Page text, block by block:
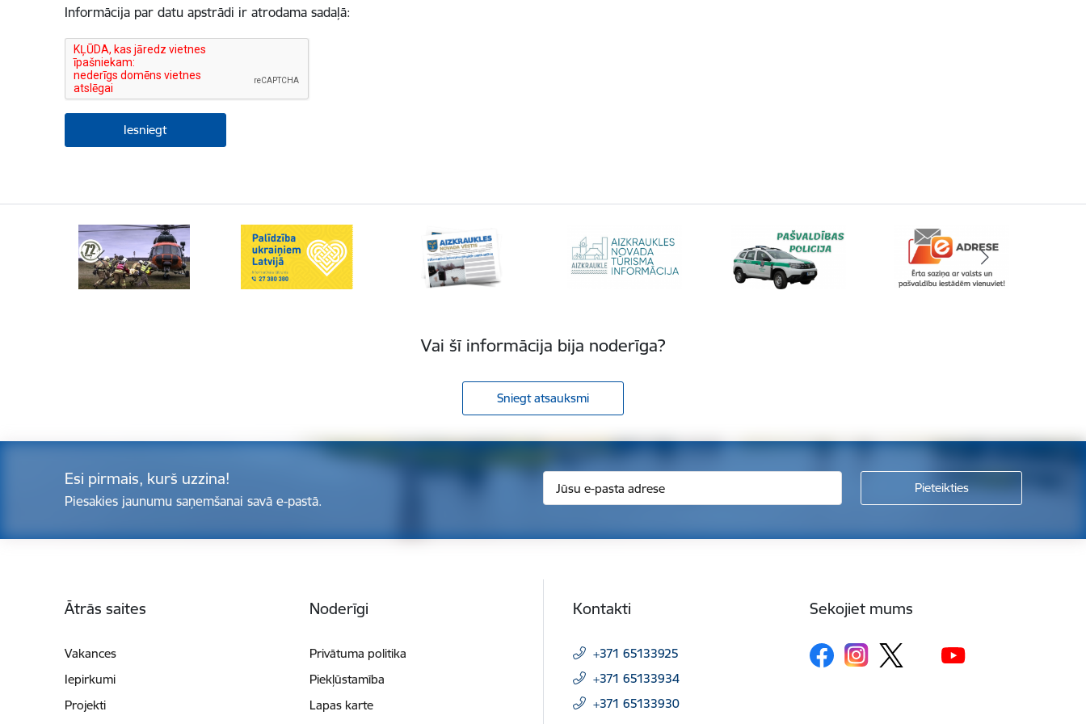
Informācija par datu apstrādi ir atrodama sadaļā:
Vai šī informācija bija noderīga?
Sniegt atsauksmi
Esi pirmais, kurš uzzina!
Piesakies jaunumu saņemšanai savā e-pastā.
Ātrās saites
Vakances
Iepirkumi
Projekti
Noderīgi
Privātuma politika
Piekļūstamība
Lapas karte
Kontakti
+371 65133925
+371 65133934
+371 65133930
Sekojiet mums